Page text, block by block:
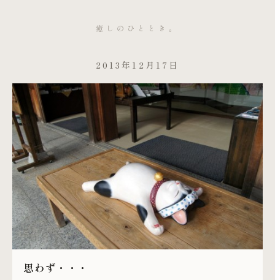
癒しのひととき。
2013年12月17日
思わず・・・